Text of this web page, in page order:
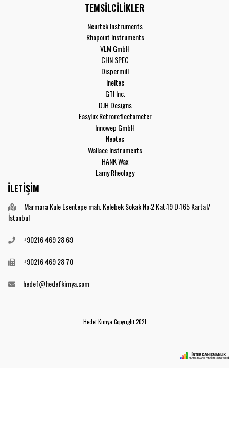
TEMSİLCİLİKLER
Neurtek Instruments
Rhopoint Instruments
VLM GmbH
CHN SPEC
Dispermill
Ineltec
GTI Inc.
DJH Designs
Easylux Retroreflectometer
Innowep GmbH
Neotec
Wallace Instruments
HANK Wax
Lamy Rheology
İLETİŞİM
Marmara Kule Esentepe mah. Kelebek Sokak No:2 Kat:19 D:165 Kartal/
İstanbul
+90216 469 28 69
+90216 469 28 70
hedef@hedefkimya.com
Hedef Kimya Copyright 2021